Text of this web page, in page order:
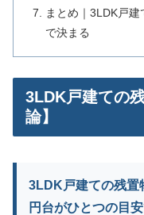
まとめ｜3LDK戸建
で決まる
3LDK戸建ての
論】
3LDK戸建ての残置
円台がひとつの目安